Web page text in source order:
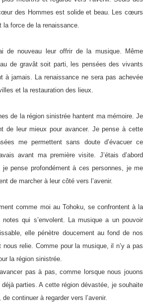
des Hommes est solide et beau. Les cœurs
force de la renaissance.
de nouveau leur offrir de la musique. Même
de gravât soit parti, les pensées des vivants
à jamais. La renaissance ne sera pas achevée
et la restauration des lieux.
de la région sinistrée hantent ma mémoire. Je
de leur mieux pour avancer. Je pense à cette
me permettent sans doute d’évacuer ce
avant ma première visite. J’étais d’abord
pense profondément à ces personnes, je me
de marcher à leur côté vers l’avenir.
comme moi au Tohoku, se confrontent à la
notes qui s’envolent. La musique a un pouvoir
elle pénètre doucement au fond de nos
relie. Comme pour la musique, il n’y a pas
la région sinistrée.
pas à pas, comme lorsque nous jouons
parties. A cette région dévastée, je souhaite
continuer à regarder vers l’avenir.